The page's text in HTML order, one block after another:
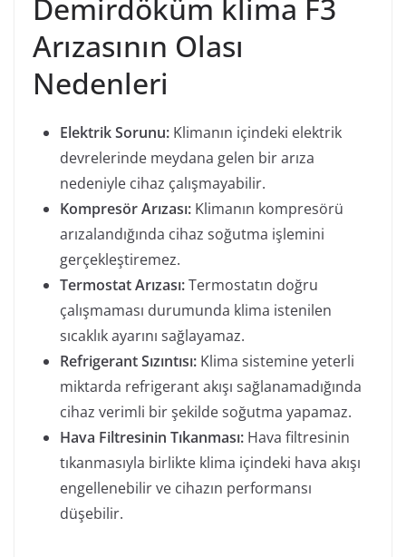
Demirdöküm klima F3
Arızasının Olası
Nedenleri
Elektrik Sorunu: Klimanın içindeki elektrik
devrelerinde meydana gelen bir arıza
nedeniyle cihaz çalışmayabilir.
Kompresör Arızası: Klimanın kompresörü
arızalandığında cihaz soğutma işlemini
gerçekleştiremez.
Termostat Arızası:Termostatın doğru
çalışmaması durumunda klima istenilen
sıcaklık ayarını sağlayamaz.
Refrigerant Sızıntısı: Klima sistemine yeterli
miktarda refrigerant akışı sağlanamadığında
cihaz verimli bir şekilde soğutma yapamaz.
Hava Filtresinin Tıkanması: Hava filtresinin
tıkanmasıyla birlikte klima içindeki hava akışı
engellenebilir ve cihazın performansı
düşebilir.